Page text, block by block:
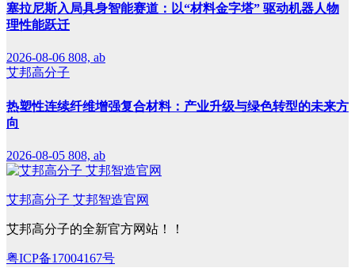
塞拉尼斯入局具身智能赛道：以“材料金字塔” 驱动机器人物
理性能跃迁
2026-08-06 808, ab
艾邦高分子
热塑性连续纤维增强复合材料：产业升级与绿色转型的未来方
向
2026-08-05 808, ab
艾邦高分子 艾邦智造官网
艾邦高分子的全新官方网站！！
粤ICP备17004167号